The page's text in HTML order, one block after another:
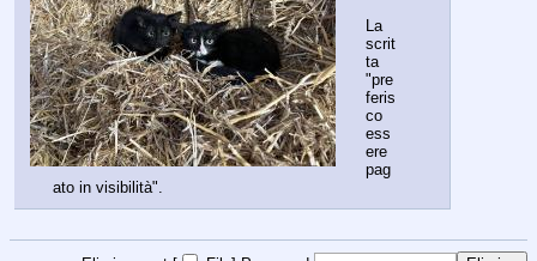
La
scrit
ta
"pre
feris
co
ess
ere
pag
ato in visibilità".